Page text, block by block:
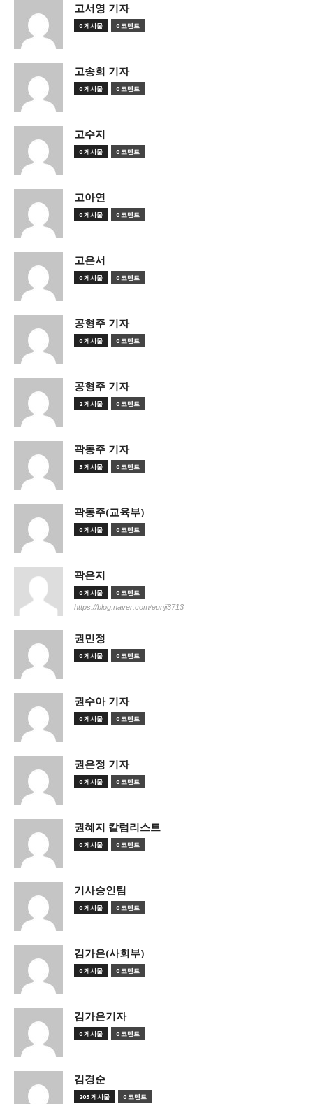
고서영 기자
0 게시물 0 코멘트
고송희 기자
0 게시물 0 코멘트
고수지
0 게시물 0 코멘트
고아연
0 게시물 0 코멘트
고은서
0 게시물 0 코멘트
공형주 기자
0 게시물 0 코멘트
공형주 기자
2 게시물 0 코멘트
곽동주 기자
3 게시물 0 코멘트
곽동주(교육부)
0 게시물 0 코멘트
곽은지
0 게시물 0 코멘트
https://blog.naver.com/eunji3713
권민정
0 게시물 0 코멘트
권수아 기자
0 게시물 0 코멘트
권은정 기자
0 게시물 0 코멘트
권혜지 칼럼리스트
0 게시물 0 코멘트
기사승인팀
0 게시물 0 코멘트
김가은(사회부)
0 게시물 0 코멘트
김가은기자
0 게시물 0 코멘트
김경순
205 게시물 0 코멘트